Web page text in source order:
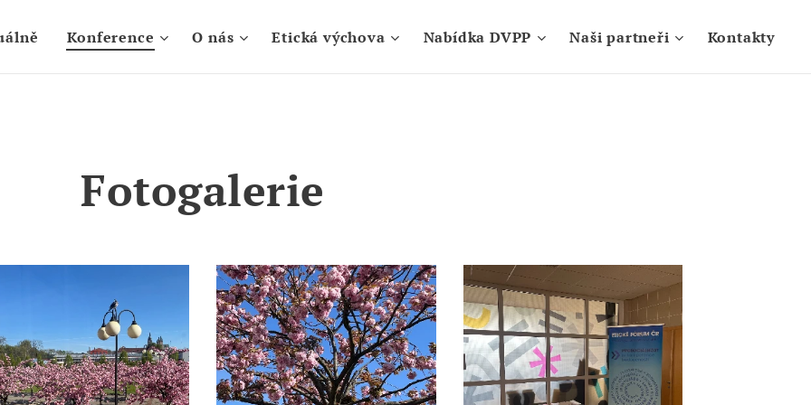
Konference O nás Etická výchova Nabídka DVPP Naši partneři Kontakty
Fotogalerie